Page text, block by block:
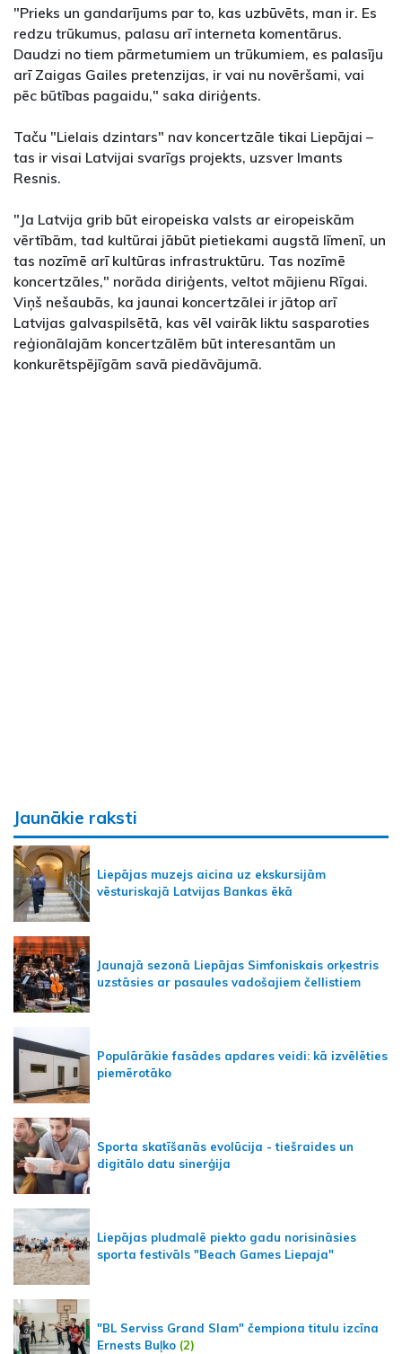
"Prieks un gandarījums par to, kas uzbūvēts, man ir. Es
redzu trūkumus, palasu arī interneta komentārus.
Daudzi no tiem pārmetumiem un trūkumiem, es palasīju
arī Zaigas Gailes pretenzijas, ir vai nu novēršami, vai
pēc būtības pagaidu," saka diriģents.
Taču "Lielais dzintars" nav koncertzāle tikai Liepājai –
tas ir visai Latvijai svarīgs projekts, uzsver Imants
Resnis.
"Ja Latvija grib būt eiropeiska valsts ar eiropeiskām
vērtībām, tad kultūrai jābūt pietiekami augstā līmenī, un
tas nozīmē arī kultūras infrastruktūru. Tas nozīmē
koncertzāles," norāda diriģents, veltot mājienu Rīgai.
Viņš nešaubās, ka jaunai koncertzālei ir jātop arī
Latvijas galvaspilsētā, kas vēl vairāk liktu sasparoties
reģionālajām koncertzālēm būt interesantām un
konkurētspējīgām savā piedāvājumā.
Jaunākie raksti
Liepājas muzejs aicina uz ekskursijām
vēsturiskajā Latvijas Bankas ēkā
Jaunajā sezonā Liepājas Simfoniskais orķestris
uzstāsies ar pasaules vadošajiem čellistiem
Populārākie fasādes apdares veidi: kā izvēlēties
piemērotāko
Sporta skatīšanās evolūcija - tiešraides un
digitālo datu sinerģija
Liepājas pludmalē piekto gadu norisināsies
sporta festivāls "Beach Games Liepaja"
"BL Serviss Grand Slam" čempiona titulu izcīna
Ernests Buļko (2)